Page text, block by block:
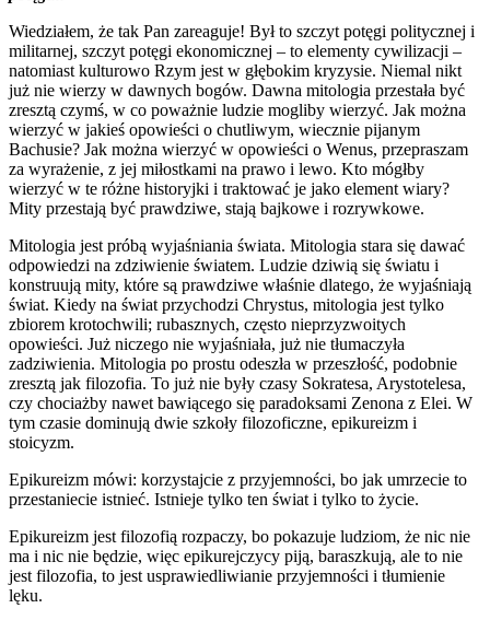
Wiedziałem, że tak Pan zareaguje! Był to szczyt potęgi politycznej i
militarnej, szczyt potęgi ekonomicznej – to elementy cywilizacji –
natomiast kulturowo Rzym jest w głębokim kryzysie. Niemal nikt
już nie wierzy w dawnych bogów. Dawna mitologia przestała być
zresztą czymś, w co poważnie ludzie mogliby wierzyć. Jak można
wierzyć w jakieś opowieści o chutliwym, wiecznie pijanym
Bachusie? Jak można wierzyć w opowieści o Wenus, przepraszam
za wyrażenie, z jej miłostkami na prawo i lewo. Kto mógłby
wierzyć w te różne historyjki i traktować je jako element wiary?
Mity przestają być prawdziwe, stają bajkowe i rozrywkowe.
Mitologia jest próbą wyjaśniania świata. Mitologia stara się dawać
odpowiedzi na zdziwienie światem. Ludzie dziwią się światu i
konstruują mity, które są prawdziwe właśnie dlatego, że wyjaśniają
świat. Kiedy na świat przychodzi Chrystus, mitologia jest tylko
zbiorem krotochwili; rubasznych, często nieprzyzwoitych
opowieści. Już niczego nie wyjaśniała, już nie tłumaczyła
zadziwienia. Mitologia po prostu odeszła w przeszłość, podobnie
zresztą jak filozofia. To już nie były czasy Sokratesa, Arystotelesa,
czy chociażby nawet bawiącego się paradoksami Zenona z Elei. W
tym czasie dominują dwie szkoły filozoficzne, epikureizm i
stoicyzm.
Epikureizm mówi: korzystajcie z przyjemności, bo jak umrzecie to
przestaniecie istnieć. Istnieje tylko ten świat i tylko to życie.
Epikureizm jest filozofią rozpaczy, bo pokazuje ludziom, że nic nie
ma i nic nie będzie, więc epikurejczycy piją, baraszkują, ale to nie
jest filozofia, to jest usprawiedliwianie przyjemności i tłumienie
lęku.